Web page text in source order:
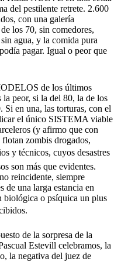
del pestilente retrete. 2.600
con una galería
los 70, sin comedores,
agua, y la comida pura
pagar. Igual o peor que
de los últimos
peor, si la del 80, la de los
en una, las torturas, con el
el único SISTEMA viable
(y afirmo que con
zombis drogados,
técnicos, cuyos desastres
son más que evidentes.
reincidente, siempre
de una larga estancia en
biológica o psíquica un plus
de la sorpresa de la
Estevill celebramos, la
la negativa del juez de